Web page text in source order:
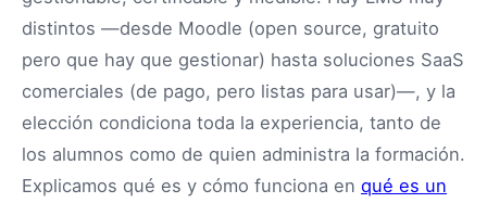
distintos —desde Moodle (open source, gratuito
pero que hay que gestionar) hasta soluciones SaaS
comerciales (de pago, pero listas para usar)—, y la
elección condiciona toda la experiencia, tanto de
los alumnos como de quien administra la formación.
Explicamos qué es y cómo funciona en qué es un